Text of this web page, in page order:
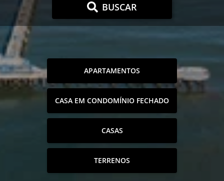
BUSCAR
APARTAMENTOS
CASA EM CONDOMÍNIO FECHADO
CASAS
TERRENOS